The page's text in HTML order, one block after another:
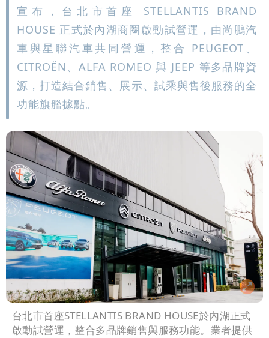
宣布，台北市首座 STELLANTIS BRAND
HOUSE 正式於內湖商圈啟動試營運，由尚鵬汽
車與星聯汽車共同營運，整合 PEUGEOT、
CITROËN、ALFA ROMEO 與 JEEP 等多品牌資
源，打造結合銷售、展示、試乘與售後服務的全
功能旗艦據點。
台北市首座STELLANTIS BRAND HOUSE於內湖正式
啟動試營運，整合多品牌銷售與服務功能。業者提供